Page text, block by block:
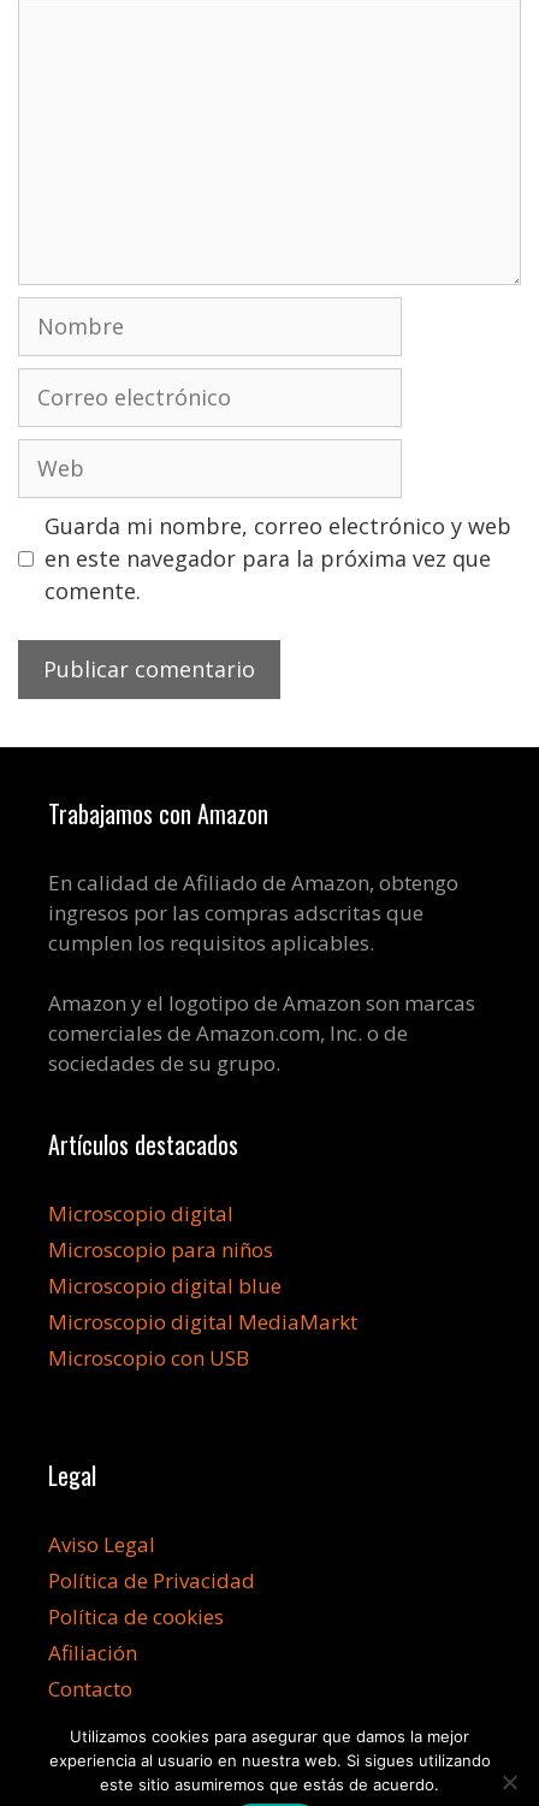
Nombre
electrónico
Guarda mi nombre, correo electrónico y web
en este navegador para la próxima vez que
comente.
Trabajamos con Amazon
En calidad de Afiliado de Amazon, obtengo
ingresos por las compras adscritas que
cumplen los requisitos aplicables.
Amazon y el logotipo de Amazon son marcas
comerciales de Amazon.com, Inc. o de
sociedades de su grupo.
Artículos destacados
Microscopio digital
Microscopio para niños
Microscopio digital blue
Microscopio digital MediaMarkt
Microscopio con USB
Legal
Aviso Legal
Política de Privacidad
Política de cookies
Afiliación
Contacto
Utilizamos cookies para asegurar que damos la mejor
experiencia al usuario en nuestra web. Si sigues utilizando
este sitio asumiremos que estás de acuerdo.